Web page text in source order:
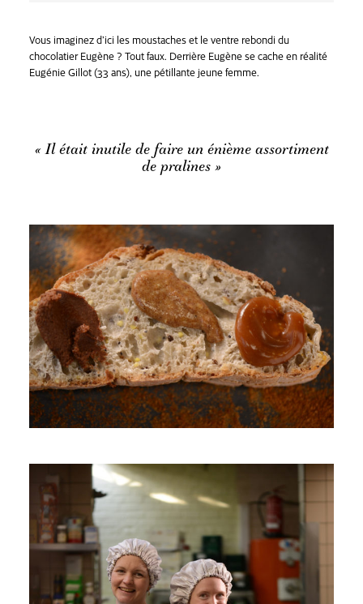
Vous imaginez d’ici les moustaches et le ventre rebondi du
chocolatier Eugène ? Tout faux. Derrière Eugène se cache en réalité
Eugénie Gillot (33 ans), une pétillante jeune femme.
« Il était inutile de faire un énième assortiment
de pralines »